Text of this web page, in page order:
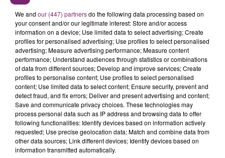
La Bulle - Guinguette éphémère
We and our (447) partnersdo the following data processing based on
your consent and/or our legitimate interest: Store and/or access
information on a device; Use limited data to select advertising; Create
profiles for personalised advertising; Use profiles to select personalised
advertising; Measure advertising performance; Measure content
performance; Understand audiences through statistics or combinations
of data from different sources; Develop and improve services; Create
profiles to personalise content; Use profiles to select personalised
content; Use limited data to select content; Ensure security, prevent and
detect fraud, and fix errors; Deliver and present advertising and content;
Save and communicate privacy choices. These technologies may
process personal data such as IP address and browsing data to offer
following functionalities: Identify devices based on information actively
requested; Use precise geolocation data; Match and combine data from
other data sources; Link different devices; Identify devices based on
information transmitted automatically.